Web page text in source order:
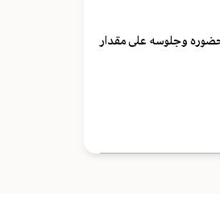
حضوره وجلوسه على مقدار